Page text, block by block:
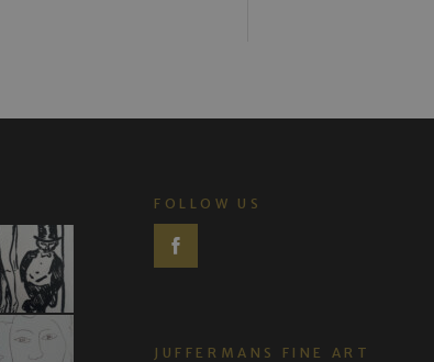
FOLLOW US
JUFFERMANS FINE ART